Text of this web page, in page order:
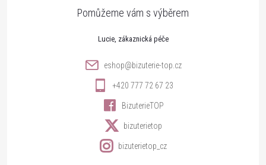
Lucie
eshop@bizuterie-top.cz
+420 777 72 67 23
BizuterieTOP
bizuterietop
bizuterietop_cz